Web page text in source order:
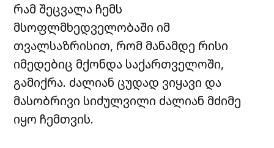
რამ შეცვალა ჩემს
მსოფლმხედველობაში იმ
თვალსაზრისით, რომ მანამდე რისი
იმედებიც მქონდა საქართველოში,
გამიქრა. ძალიან ცუდად ვიყავი და
მასობრივი სიძულვილი ძალიან მძიმე
იყო ჩემთვის.